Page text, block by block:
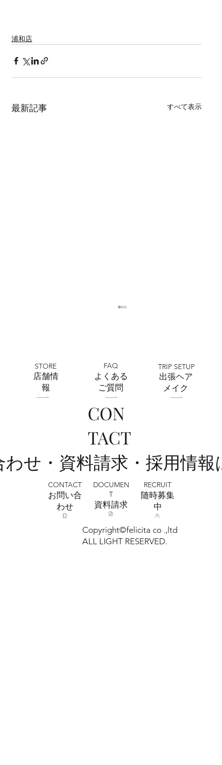
浦和店
最新記事 すべて表示
フォトウェディング前に準備するポイン
ト5選 撮影前にやっておきたいこと｜フ
ォトスタジオミルフィーユ浦和店
Copyright©felicita co .,ltd
ALL LIGHT RESERVED.
CON
TACT
せ・資料請求・採用情
CONTACT
お問い合
わせ
DOCUMEN
T
​資料請求
RECRUIT
​随時募集
中
STORE
​店舗情
報
FAQ
よくある
ご質問
TRIP SETUP
出張ヘア
メイク